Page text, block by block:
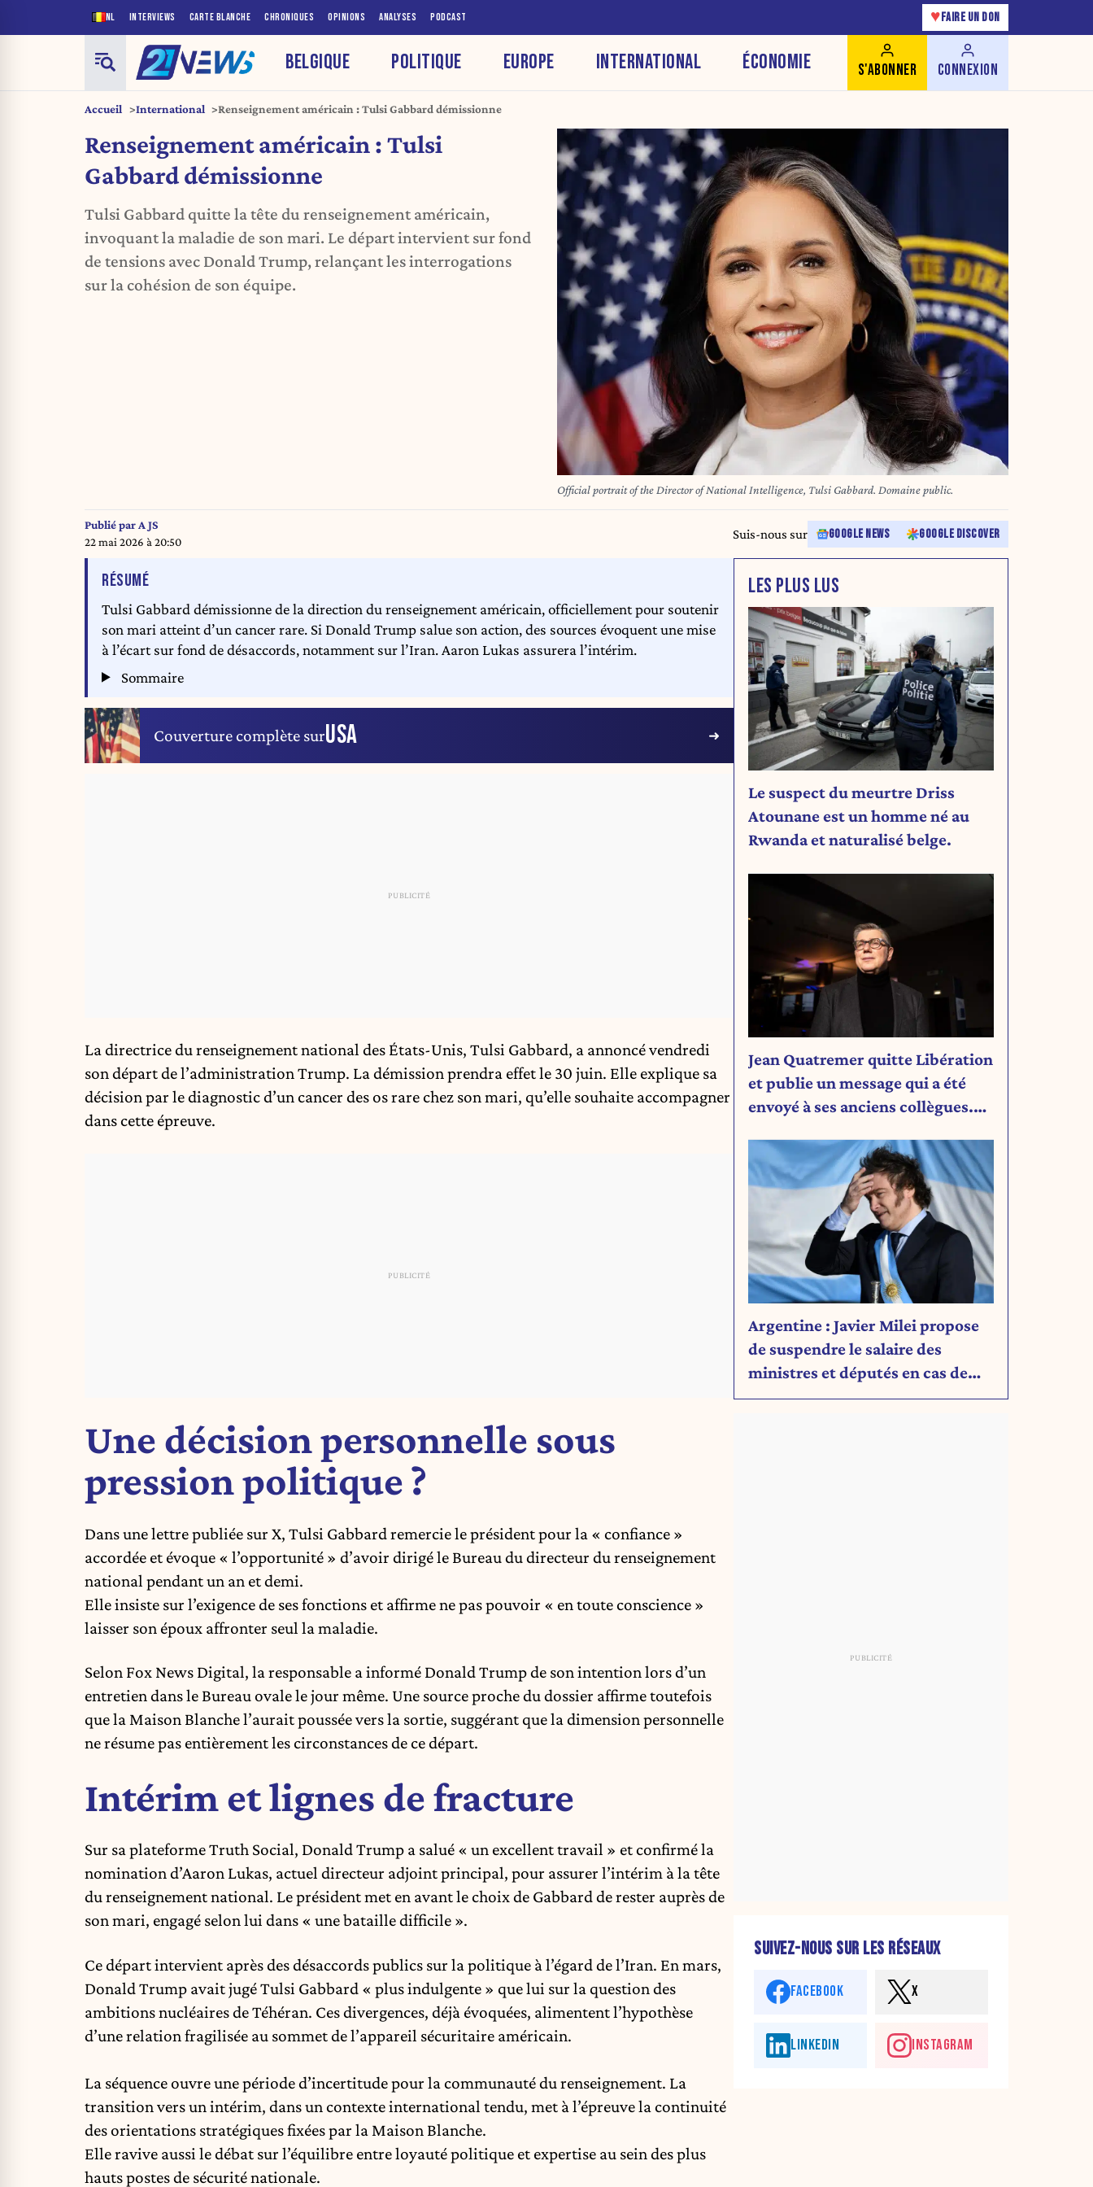
NL INTERVIEWS CARTE BLANCHE CHRONIQUES OPINIONS ANALYSES PODCAST ♥ FAIRE UN DON
BELGIQUE POLITIQUE EUROPE INTERNATIONAL ÉCONOMIE S'ABONNER CONNEXION
Accueil International Renseignement américain : Tulsi Gabbard démissionne
Renseignement américain : Tulsi
Gabbard démissionne
Tulsi Gabbard quitte la tête du renseignement américain,
invoquant la maladie de son mari. Le départ intervient sur fond
de tensions avec Donald Trump, relançant les interrogations
sur la cohésion de son équipe.
Official portrait of the Director of National Intelligence, Tulsi Gabbard. Domaine public.
Publié parA JS
22 mai 2026 à 20:50
Suis-nous sur GOOGLE NEWS GOOGLE DISCOVER
RÉSUMÉDE L'ARTICLE
Tulsi Gabbard démissionne de la direction du renseignement américain, officiellement pour soutenir
son mari atteint d’un cancer rare. Si Donald Trump salue son action, des sources évoquent une mise
à l’écart sur fond de désaccords, notamment sur l’Iran. Aaron Lukas assurera l’intérim.
Sommaire
Couverture complète surUSA
La directrice du renseignement national des États-Unis, Tulsi Gabbard, a annoncé vendredi
son départ de l’administration Trump. La démission prendra effet le 30 juin. Elle explique sa
décision par le diagnostic d’un cancer des os rare chez son mari, qu’elle souhaite accompagner
dans cette épreuve.
Une décision personnelle sous
pression politique ?
Dans une lettre publiée sur X, Tulsi Gabbard remercie le président pour la « confiance »
accordée et évoque « l’opportunité » d’avoir dirigé le Bureau du directeur du renseignement
national pendant un an et demi.
Elle insiste sur l’exigence de ses fonctions et affirme ne pas pouvoir « en toute conscience »
laisser son époux affronter seul la maladie.
Selon Fox News Digital, la responsable a informé Donald Trump de son intention lors d’un
entretien dans le Bureau ovale le jour même. Une source proche du dossier affirme toutefois
que la Maison Blanche l’aurait poussée vers la sortie, suggérant que la dimension personnelle
ne résume pas entièrement les circonstances de ce départ.
Intérim et lignes de fracture
Sur sa plateforme Truth Social, Donald Trump a salué « un excellent travail » et confirmé la
nomination d’Aaron Lukas, actuel directeur adjoint principal, pour assurer l’intérim à la tête
du renseignement national. Le président met en avant le choix de Gabbard de rester auprès de
son mari, engagé selon lui dans « une bataille difficile ».
Ce départ intervient après des désaccords publics sur la politique à l’égard de l’Iran. En mars,
Donald Trump avait jugé Tulsi Gabbard « plus indulgente » que lui sur la question des
ambitions nucléaires de Téhéran. Ces divergences, déjà évoquées, alimentent l’hypothèse
d’une relation fragilisée au sommet de l’appareil sécuritaire américain.
La séquence ouvre une période d’incertitude pour la communauté du renseignement. La
transition vers un intérim, dans un contexte international tendu, met à l’épreuve la continuité
des orientations stratégiques fixées par la Maison Blanche.
Elle ravive aussi le débat sur l’équilibre entre loyauté politique et expertise au sein des plus
hauts postes de sécurité nationale.
LES PLUS LUS
Le suspect du meurtre Driss
Atounane est un homme né au
Rwanda et naturalisé belge.
Jean Quatremer quitte Libération
et publie un message qui a été
envoyé à ses anciens collègues.
Argentine : Javier Milei propose
de suspendre le salaire des
ministres et députés en cas de
déficit budgétaire
SUIVEZ-NOUS SUR LES RÉSEAUX
FACEBOOK X
LINKEDIN INSTAGRAM